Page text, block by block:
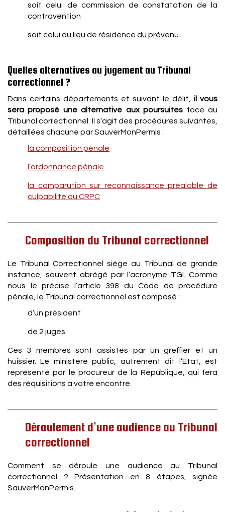
soit celui de commission de constatation de la
contravention
soit celui du lieu de résidence du prévenu
Quelles alternatives au jugement au Tribunal
correctionnel ?
Dans certains départements et suivant le délit,
il vous
sera proposé une alternative aux poursuites face au
Tribunal correctionnel. Il s'agit des procédures suivantes,
détaillées chacune par SauverMonPermis :
la composition pénale
l’ordonnance pénale
la comparution sur reconnaissance préalable de
culpabilité ou CRPC
Composition du Tribunal correctionnel
Le Tribunal Correctionnel siège au Tribunal de grande
instance, souvent abrégé par l’acronyme TGI. Comme
nous le précise l’article 398 du Code de procédure
pénale, le Tribunal correctionnel est composé :
d’un président
de 2 juges
Ces 3 membres sont assistés par un greffier et un
huissier. Le ministère public, autrement dit l’Etat, est
représenté par le procureur de la République, qui fera
des réquisitions à votre encontre.
Déroulement d’une audience au Tribunal
correctionnel
Comment se déroule une audience au Tribunal
correctionnel ? Présentation en 8 étapes, signée
SauverMonPermis.